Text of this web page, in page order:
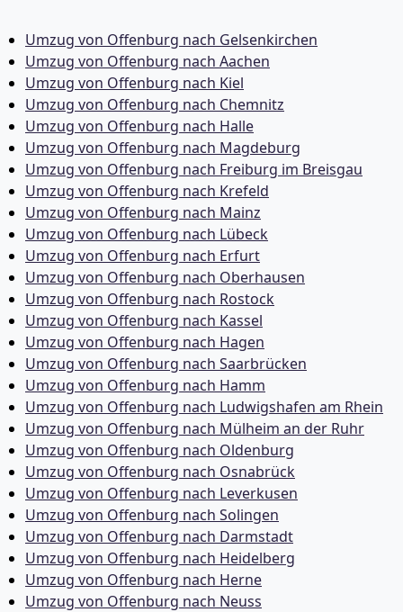
Umzug von Offenburg nach Gelsenkirchen
Umzug von Offenburg nach Aachen
Umzug von Offenburg nach Kiel
Umzug von Offenburg nach Chemnitz
Umzug von Offenburg nach Halle
Umzug von Offenburg nach Magdeburg
Umzug von Offenburg nach Freiburg im Breisgau
Umzug von Offenburg nach Krefeld
Umzug von Offenburg nach Mainz
Umzug von Offenburg nach Lübeck
Umzug von Offenburg nach Erfurt
Umzug von Offenburg nach Oberhausen
Umzug von Offenburg nach Rostock
Umzug von Offenburg nach Kassel
Umzug von Offenburg nach Hagen
Umzug von Offenburg nach Saarbrücken
Umzug von Offenburg nach Hamm
Umzug von Offenburg nach Ludwigshafen am Rhein
Umzug von Offenburg nach Mülheim an der Ruhr
Umzug von Offenburg nach Oldenburg
Umzug von Offenburg nach Osnabrück
Umzug von Offenburg nach Leverkusen
Umzug von Offenburg nach Solingen
Umzug von Offenburg nach Darmstadt
Umzug von Offenburg nach Heidelberg
Umzug von Offenburg nach Herne
Umzug von Offenburg nach Neuss